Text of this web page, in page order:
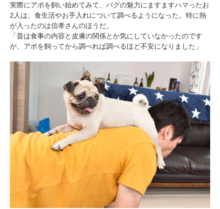
実際にアポを飼い始めてみて、パグの魅力にますますハマったお
2人は、食生活やお手入れについて調べるようになった。特に熱
が入ったのは信孝さんのほうだ。
「昔は食事の内容と皮膚の関係とか気にしていなかったのです
が、アポを飼ってから調べれば調べるほど不安になりました」